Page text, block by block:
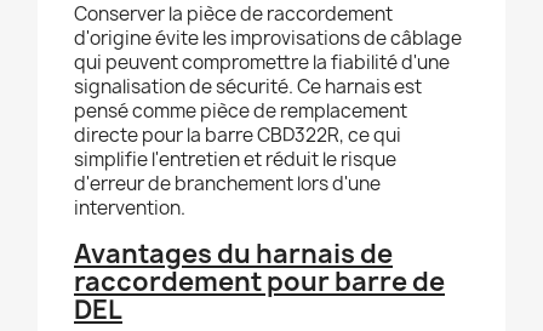
Conserver la pièce de raccordement
d'origine évite les improvisations de câblage
qui peuvent compromettre la fiabilité d'une
signalisation de sécurité. Ce harnais est
pensé comme pièce de remplacement
directe pour la barre CBD322R, ce qui
simplifie l'entretien et réduit le risque
d'erreur de branchement lors d'une
intervention.
Avantages du harnais de
raccordement pour barre de
DEL